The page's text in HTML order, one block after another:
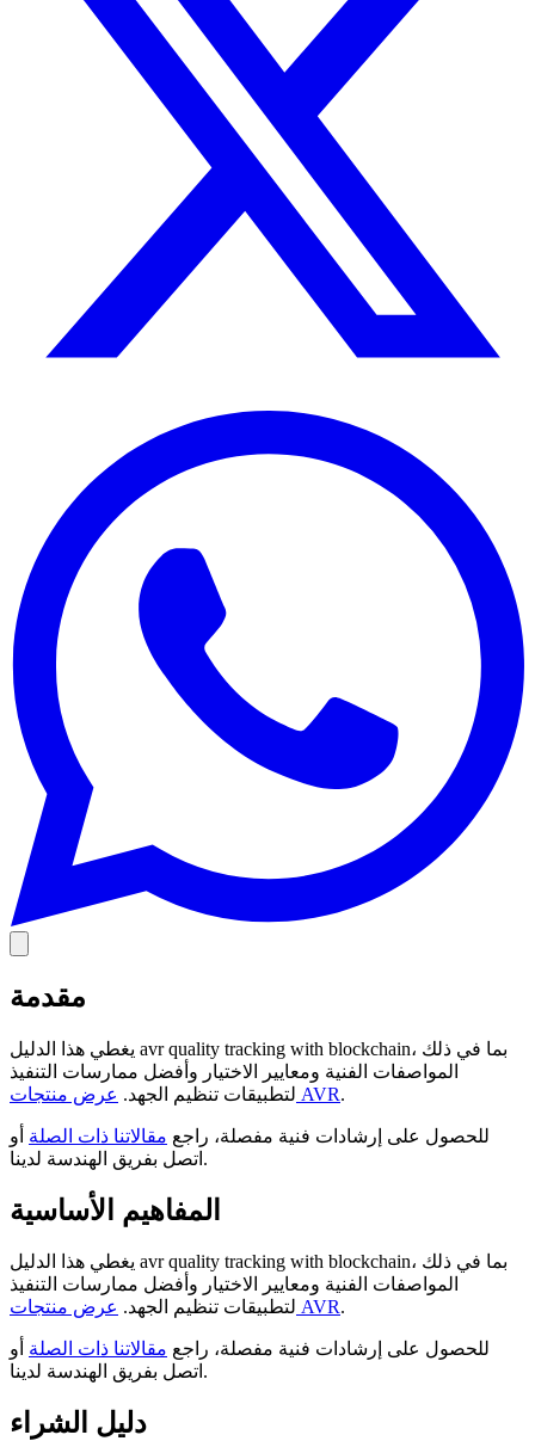
مقدمة
يغطي هذا الدليل avr quality tracking with blockchain، بما في ذلك
المواصفات الفنية ومعايير الاختيار وأفضل ممارسات التنفيذ
لتطبيقات تنظيم الجهد. عرض منتجات AVR.
للحصول على إرشادات فنية مفصلة، راجع مقالاتنا ذات الصلة أو
اتصل بفريق الهندسة لدينا.
المفاهيم الأساسية
يغطي هذا الدليل avr quality tracking with blockchain، بما في ذلك
المواصفات الفنية ومعايير الاختيار وأفضل ممارسات التنفيذ
لتطبيقات تنظيم الجهد. عرض منتجات AVR.
للحصول على إرشادات فنية مفصلة، راجع مقالاتنا ذات الصلة أو
اتصل بفريق الهندسة لدينا.
دليل الشراء